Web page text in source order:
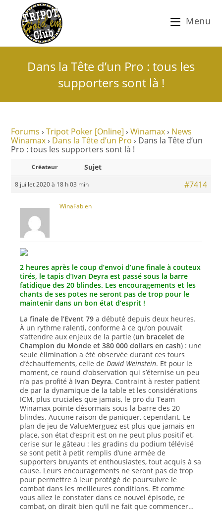
Menu
Dans la Tête d’un Pro : tous les
supporters sont là !
Forums › Tripot Poker [Online] › Winamax › News
Winamax › Dans la Tête d’un Pro › Dans la Tête d’un
Pro : tous les supporters sont là !
Créateur Sujet
8 juillet 2020 à 18 h 03 min #7414
WinaFabien
2 heures après le coup d’envoi d’une finale à couteux
tirés, le tapis d’Ivan Deyra est passé sous la barre
fatidique des 20 blindes. Les encouragements et les
chants de ses potes ne seront pas de trop pour le
maintenir dans un bon état d’esprit !
La finale de l’Event 79 a débuté depuis deux heures.
À un rythme ralenti, conforme à ce qu’on pouvait
s’attendre aux enjeux de la partie (un bracelet de
Champion du Monde et 380 000 dollars en cash) : une
seule élimination a été observée durant ces tours
d’échauffements, celle deDavid Weinstein. Et pour le
moment, ce round d’observation qui s’éternise un peu
n’a pas profité à Ivan Deyra. Contraint à rester patient
de par la dynamique de la table et les considérations
ICM, plus cruciales que jamais, le pro du Team
Winamax pointe désormais sous la barre des 20
blindes. Aucune raison de paniquer, cependant. Le
plan de jeu de ValueMerguez est plus que jamais en
place, son état d’esprit est on ne peut plus positif et,
cerise sur le gâteau : les gradins du podium télévisé
se sont petit à petit remplis d’une armée de
supporters bruyants et enthousiastes, tout acquis à sa
cause. Leurs encouragements ne seront pas de trop
pour permettre à leur protégé de poursuivre le
combat dans les meilleures conditions. Et comme
vous allez le constater dans ce nouvel épisode, ce
combat, on dirait bien qu’il ne fait que commencer…